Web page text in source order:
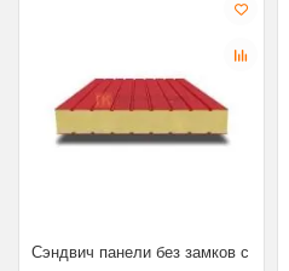
Сэндвич панели без замков с